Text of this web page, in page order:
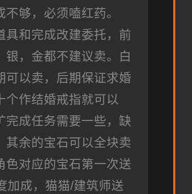
不够，必须嗑红药。
具和完成改建委托，前
银，金都不建议卖。白
可以卖，后期保证求婚
个作结婚戒指就可以
完成任务需要一些，缺
其余的宝石可以全块卖
色对应的宝石第一次送
加成，猫猫/建筑师送